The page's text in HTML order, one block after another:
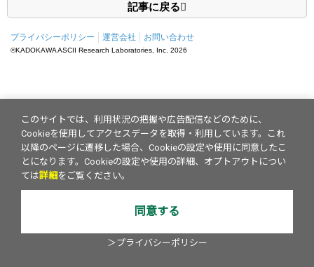
記事に戻る
プライバシーポリシー 運営会社 お問い合わせ
©KADOKAWA ASCII Research Laboratories, Inc. 2026
このサイトでは、利用状況の把握や広告配信などのために、
Cookieを使用してアクセスデータを取得・利用しています。これ
以降のページに遷移した場合、Cookieの設定や使用に同意したこ
とになります。Cookieの設定や使用の詳細、オプトアウトについ
ては詳細 をご覧ください。
同意する
＞プライバシーポリシー